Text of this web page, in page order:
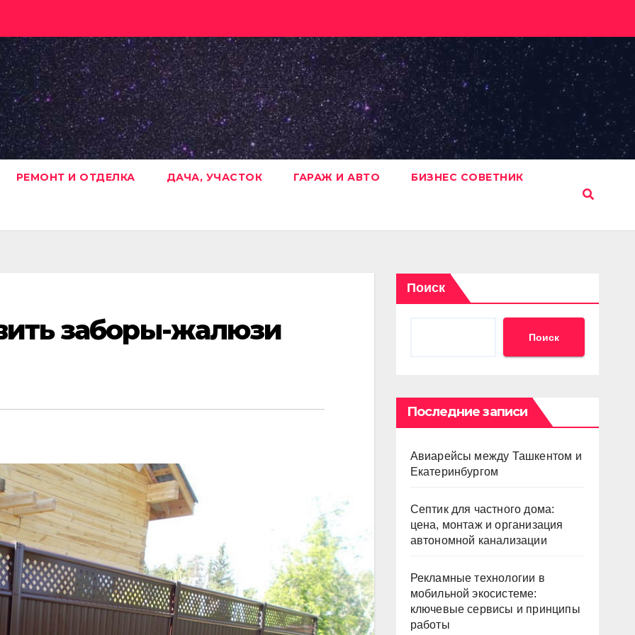
РЕМОНТ И ОТДЕЛКА ДАЧА, УЧАСТОК ГАРАЖ И АВТО БИЗНЕС СОВЕТНИК
заборы-жалюзи
Поиск
Поиск
Последние записи
Авиарейсы между Ташкентом и
Екатеринбургом
Септик для частного дома:
цена, монтаж и организация
автономной канализации
Рекламные технологии в
мобильной экосистеме:
ключевые сервисы и принципы
работы